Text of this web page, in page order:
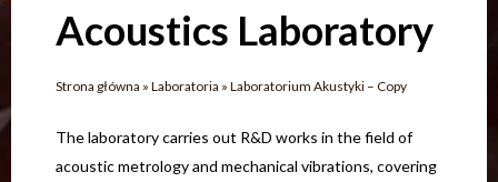
Acoustics Laboratory
Strona główna » Laboratoria » Laboratorium Akustyki – Copy
The laboratory carries out R&D works in the field of
acoustic metrology and mechanical vibrations, covering